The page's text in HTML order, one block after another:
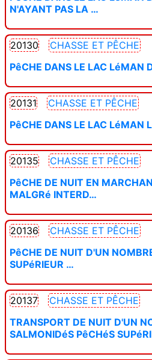
N'AYANT PAS LA …
20130
CHASSE ET PÊCHE
PêCHE DANS LE LAC LéMAN
20131
CHASSE ET PÊCHE
PêCHE DANS LE LAC LéMAN
20135
CHASSE ET PÊCHE
PêCHE DE NUIT EN
MALGRé INTERD…
20136
CHASSE ET PÊCHE
PêCHE DE NUIT D'UN
SUPéRIEUR …
20137
CHASSE ET PÊCHE
TRANSPORT DE NUIT D'UN
SALMONIDéS PêCHéS